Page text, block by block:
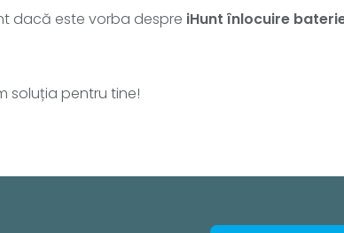
dacă este vorba despre iHunt înlocuire
soluția pentru tine!